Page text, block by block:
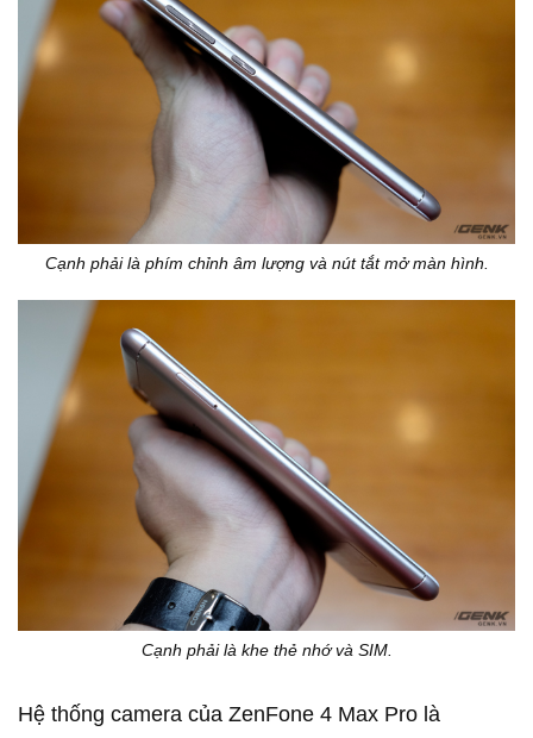
Cạnh phải là phím chỉnh âm lượng và nút tắt mở màn hình.
Cạnh phải là khe thẻ nhớ và SIM.
Hệ thống camera của ZenFone 4 Max Pro là